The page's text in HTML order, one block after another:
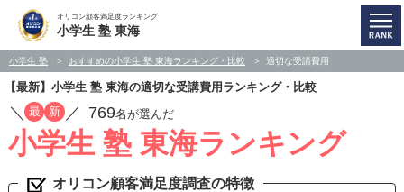
オリコン顧客満足度ランキング
小学生 塾 東海
小学生 塾 おすすめの小学生 塾 東海ランキング・比較 適切な受講費用
【最新】小学生 塾 東海の適切な受講費用ランキング・比較
／ 最 新 ／ 769名が選んだ
小学生 塾 東海ランキング
オリコン顧客満足度調査の特徴